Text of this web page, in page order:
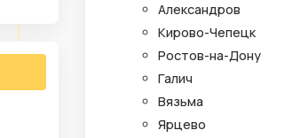
Александров
Кирово-Чепецк
Ростов-на-Дону
Галич
Вязьма
Ярцево